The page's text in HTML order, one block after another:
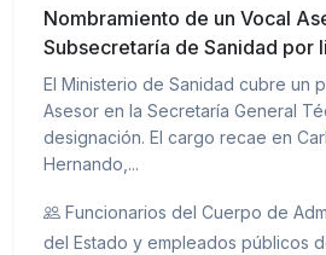
Nombramiento de un Vocal
Subsecretaría de Sanidad por
El Ministerio de Sanidad cubre un
Asesor en la Secretaría General
designación. El cargo recae en
Hernando,...
Funcionarios del Cuerpo de
del Estado y empleados públicos